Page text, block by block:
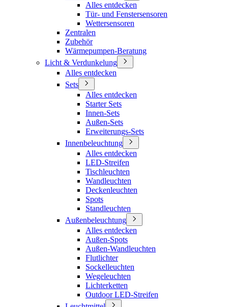
Alles entdecken
Tür- und Fenstersensoren
Wettersensoren
Zentralen
Zubehör
Wärmepumpen-Beratung
Licht & Verdunkelung
Alles entdecken
Sets
Alles entdecken
Starter Sets
Innen-Sets
Außen-Sets
Erweiterungs-Sets
Innenbeleuchtung
Alles entdecken
LED-Streifen
Tischleuchten
Wandleuchten
Deckenleuchten
Spots
Standleuchten
Außenbeleuchtung
Alles entdecken
Außen-Spots
Außen-Wandleuchten
Flutlichter
Sockelleuchten
Wegeleuchten
Lichterketten
Outdoor LED-Streifen